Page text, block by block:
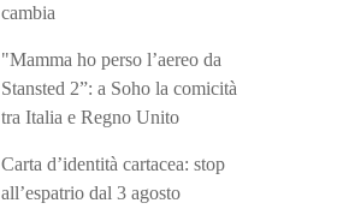
cambia
"Mamma ho perso l’aereo da
Stansted 2”: a Soho la comicità
tra Italia e Regno Unito
Carta d’identità cartacea: stop
all’espatrio dal 3 agosto